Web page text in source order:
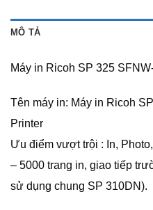
MÔ TẢ
Máy in Ricoh SP 325
Tên máy in: Máy in Ricoh
Printer
Ưu điểm vượt trội : In,
– 5000 trang in, giao tiếp
sử dụng chung SP 310DN).